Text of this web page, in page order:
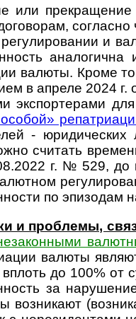
или
и
валюты. Кроме
в апреле 2024
экс­пор­те­рами
-
счи­тать
г. № 529, до
по эпи­зо­дам
и проб­лемы,
валюты
вплоть до 100%
за
возни­кают